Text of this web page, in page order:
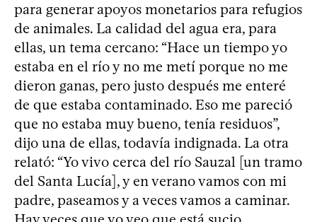
para generar apoyos monetarios para refugios
de animales. La calidad del agua era, para
ellas, un tema cercano: “Hace un tiempo yo
estaba en el río y no me metí porque no me
dieron ganas, pero justo después me enteré
de que estaba contaminado. Eso me pareció
que no estaba muy bueno, tenía residuos”,
dijo una de ellas, todavía indignada. La otra
relató: “Yo vivo cerca del río Sauzal [un tramo
del Santa Lucía], y en verano vamos con mi
padre, paseamos y a veces vamos a caminar.